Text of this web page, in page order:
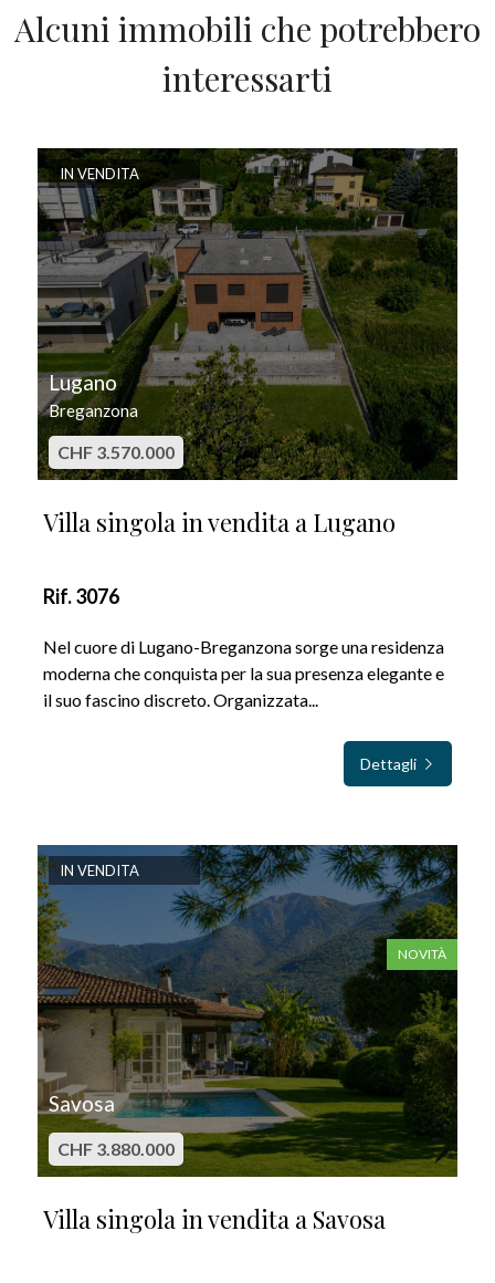
Alcuni immobili che potrebbero
interessarti
IN VENDITA
Lugano
Breganzona
CHF 3.570.000
Villa singola in vendita a Lugano
Rif. 3076
Nel cuore di Lugano-Breganzona sorge una residenza
moderna che conquista per la sua presenza elegante e
il suo fascino discreto. Organizzata...
Dettagli
IN VENDITA
NOVITÀ
Savosa
CHF 3.880.000
Villa singola in vendita a Savosa